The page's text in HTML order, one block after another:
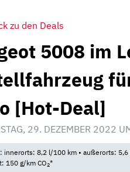
zu den Deals
5008 im
[Hot-Deal]
29. DEZEMBER 2022
innerorts: 8,2 l/100 km • außerorts:
150 g/km CO2*